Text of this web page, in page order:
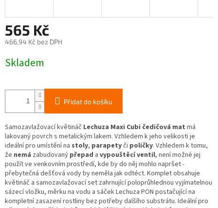
565 Kč
466,94 Kč bez DPH
cena:
Skladem
Přidat do košíku
Samozavlažovací květináč Lechuza Maxi Cubi čedičová mat má
lakovaný povrch s metalickým lakem. Vzhledem k jeho velikosti je
ideální pro umístění na stoly, parapetyči poličky. Vzhledem k tomu,
že nemá zabudovaný přepad a vypouštěcí ventil, není možné jej
použít ve venkovním prostředí, kde by do něj mohlo napršet -
přebytečná dešťová vody by neměla jak odtéct. Komplet obsahuje
květináč a samozavlažovací set zahrnující poloprůhlednou vyjímatelnou
sázecí vložku, měrku na vodu a sáček Lechuza PON postačující na
kompletní zasazení rostliny bez potřeby dalšího substrátu. Ideální pro